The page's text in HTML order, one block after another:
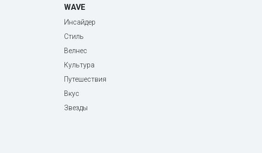
WAVE
Инсайдер
Стиль
Велнес
Культура
Путешествия
Вкус
Звезды